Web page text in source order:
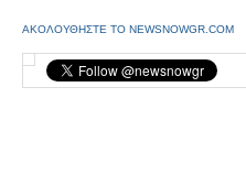
ΑΚΟΛΟΥΘΗΣΤΕ ΤΟ NEWSNOWGR.COM